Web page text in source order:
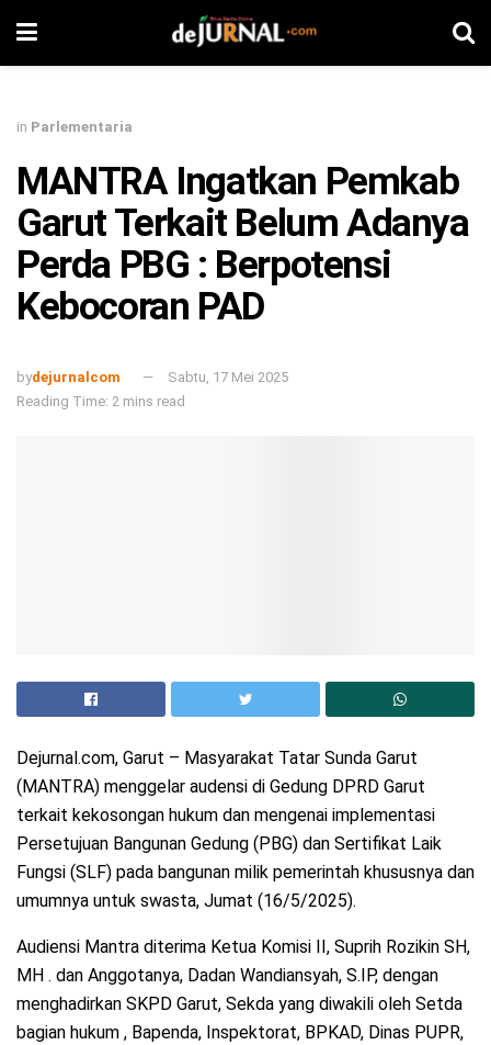
in Parlementaria
MANTRA Ingatkan Pemkab
Garut Terkait Belum Adanya
Perda PBG : Berpotensi
Kebocoran PAD
bydejurnalcom
Sabtu, 17 Mei 2025
Reading Time: 2 mins read
Dejurnal.com, Garut – Masyarakat Tatar Sunda Garut
(MANTRA) menggelar audensi di Gedung DPRD Garut
terkait kekosongan hukum dan mengenai implementasi
Persetujuan Bangunan Gedung (PBG) dan Sertifikat Laik
Fungsi (SLF) pada bangunan milik pemerintah khususnya dan
umumnya untuk swasta, Jumat (16/5/2025).
Audiensi Mantra diterima Ketua Komisi II, Suprih Rozikin SH,
MH . dan Anggotanya, Dadan Wandiansyah, S.IP, dengan
menghadirkan SKPD Garut, Sekda yang diwakili oleh Setda
bagian hukum , Bapenda, Inspektorat, BPKAD, Dinas PUPR,